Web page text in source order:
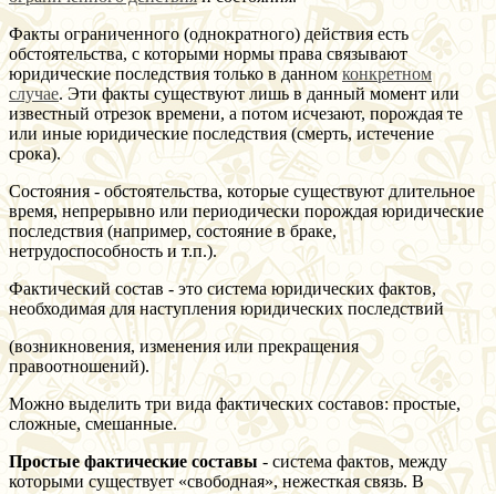
Факты ограниченного (однократного) действия есть
обстоятельства, с которыми нормы права связывают
юридические последствия только в данномконкретном
случае. Эти факты существуют лишь в данный момент или
известный отрезок времени, а потом исчезают, порождая те
или иные юридические последствия (смерть, истечение
срока).
Состояния - обстоятельства, которые существуют длительное
время, непрерывно или периодически порождая юридические
последствия (например, состояние в браке,
нетрудоспособность и т.п.).
Фактический состав - это система юридических фактов,
необходимая для наступления юридических последствий
(возникновения, изменения или прекращения
правоотношений).
Можно выделить три вида фактических составов: простые,
сложные, смешанные.
Простые фактические составы - система фактов, между
которыми существует «свободная», нежесткая связь. В